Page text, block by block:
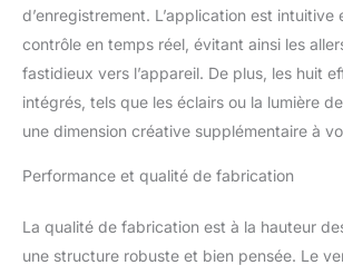
Octagonal
SD80D COB
design, and the
also includes an
softbox, diffuser
allows you to
area, whether
hard lights or
d’enregistrement. L’application est intuitive
contrôle en temps réel, évitant ainsi les
fastidieux vers l’appareil. De plus, les huit
intégrés, tels que les éclairs ou la lumière
une dimension créative supplémentaire à
Performance et qualité de fabrication
La qualité de fabrication est à la hauteur
une structure robuste et bien pensée. Le